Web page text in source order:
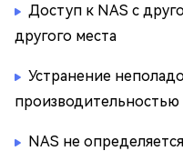
Доступ к NAS с
другого места
Устранение
производительностью
NAS не